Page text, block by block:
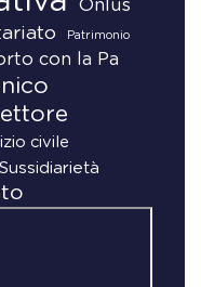
Onlus
Patrimonio
con la Pa
civile
Sussidiarietà